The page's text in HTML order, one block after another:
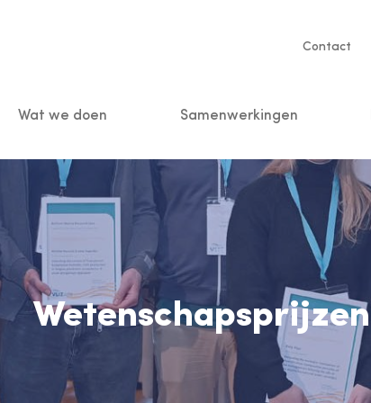
Service
Contact
Wat we doen Samenwerkingen
Wetenschapsprijzen